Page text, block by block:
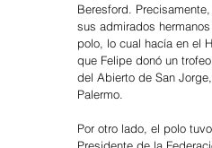
Beresford.
sus admirados
polo, lo cual hacía en el
que Felipe donó un
del Abierto de San
Palermo.
Por otro lado, el polo
Presidente de la